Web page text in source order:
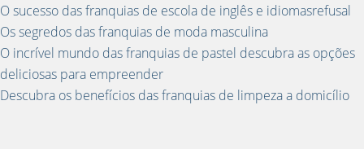
O sucesso das franquias de escola de inglês e idiomasrefusal
Os segredos das franquias de moda masculina
O incrível mundo das franquias de pastel descubra as opções
deliciosas para empreender
Descubra os benefícios das franquias de limpeza a domicílio